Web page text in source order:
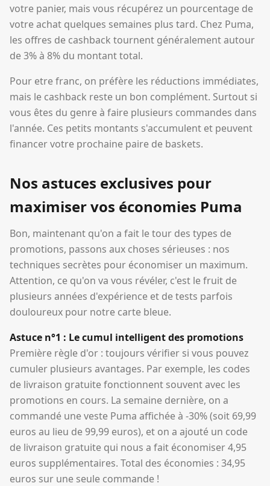
votre panier, mais vous récupérez un pourcentage de
votre achat quelques semaines plus tard. Chez Puma,
les offres de cashback tournent généralement autour
de 3% à 8% du montant total.
Pour etre franc, on préfère les réductions immédiates,
mais le cashback reste un bon complément. Surtout si
vous êtes du genre à faire plusieurs commandes dans
l'année. Ces petits montants s'accumulent et peuvent
financer votre prochaine paire de baskets.
Nos astuces exclusives pour
maximiser vos économies Puma
Bon, maintenant qu'on a fait le tour des types de
promotions, passons aux choses sérieuses : nos
techniques secrètes pour économiser un maximum.
Attention, ce qu'on va vous révéler, c'est le fruit de
plusieurs années d'expérience et de tests parfois
douloureux pour notre carte bleue.
Astuce n°1 : Le cumul intelligent des promotions
Première règle d'or : toujours vérifier si vous pouvez
cumuler plusieurs avantages. Par exemple, les codes
de livraison gratuite fonctionnent souvent avec les
promotions en cours. La semaine dernière, on a
commandé une veste Puma affichée à -30% (soit 69,99
euros au lieu de 99,99 euros), et on a ajouté un code
de livraison gratuite qui nous a fait économiser 4,95
euros supplémentaires. Total des économies : 34,95
euros sur une seule commande !